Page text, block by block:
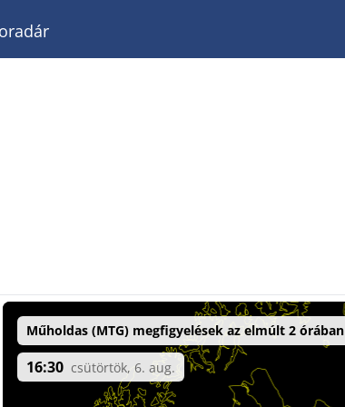
Műholdas (MTG) megfigyelések az elmúlt 2 órában
16:30 csütörtök, 6. aug.